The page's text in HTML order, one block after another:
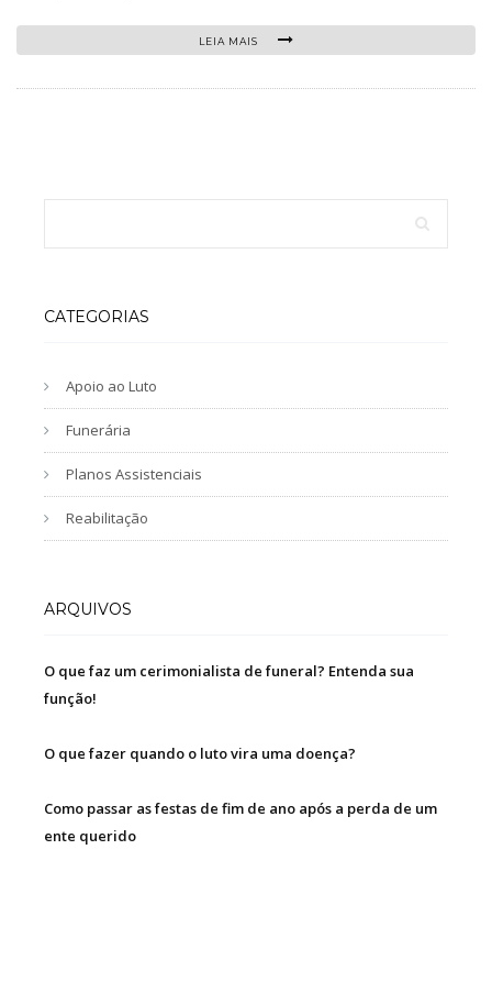
LEIA MAIS
CATEGORIAS
Apoio ao Luto
Funerária
Planos Assistenciais
Reabilitação
ARQUIVOS
O que faz um cerimonialista de funeral? Entenda sua
função!
O que fazer quando o luto vira uma doença?
Como passar as festas de fim de ano após a perda de um
ente querido